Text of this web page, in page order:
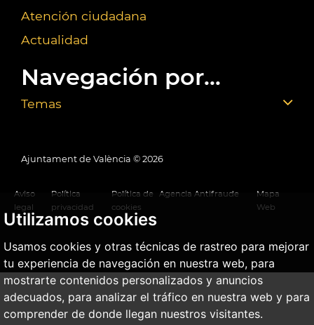
Utilizamos cookies
Usamos cookies y otras técnicas de rastreo para mejorar
tu experiencia de navegación en nuestra web, para
mostrarte contenidos personalizados y anuncios
adecuados, para analizar el tráfico en nuestra web y para
comprender de donde llegan nuestros visitantes.
Atención ciudadana
Actualidad
Navegación por...
Temas
Ajuntament de València © 2026
Aviso
legal
Política
privacidad
Política de
cookies
Agencia Antifraude
Mapa
Web